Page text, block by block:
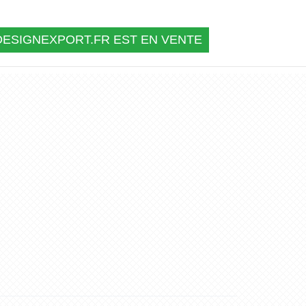
EST EN VENTE